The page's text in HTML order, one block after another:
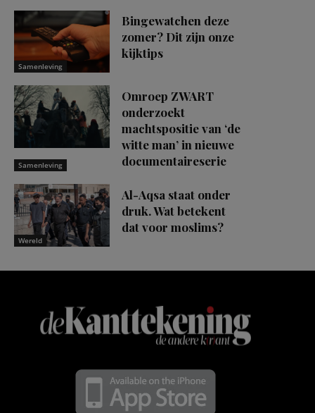
Samenleving
Bingewatchen deze
zomer? Dit zijn onze
kijktips
Samenleving
Omroep ZWART
onderzoekt
machtspositie van ‘de
witte man’ in nieuwe
documentaireserie
Wereld
Al-Aqsa staat onder
druk. Wat betekent
dat voor moslims?